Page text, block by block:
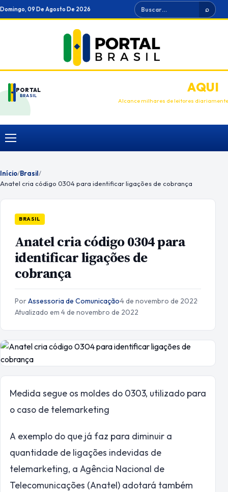
Ir
para
Domingo, 09 De Agosto De 2026 Buscar ⌕
PORTAL
BRASIL
ANUNCIEAQUI
Alcance milhares de leitores diariamente
Menu
Início/Brasil/
Anatel cria código 0304 para identificar ligações de cobrança
BRASIL
Anatel cria código 0304 para
identificar ligações de
cobrança
PorAssessoria de Comunicação·4 de novembro de 2022·
Atualizado em 4 de novembro de 2022
Medida segue os moldes do 0303, utilizado para
o caso de telemarketing
A exemplo do que já faz para diminuir a
quantidade de ligações indevidas de
telemarketing, a Agência Nacional de
Telecomunicações (Anatel) adotará também